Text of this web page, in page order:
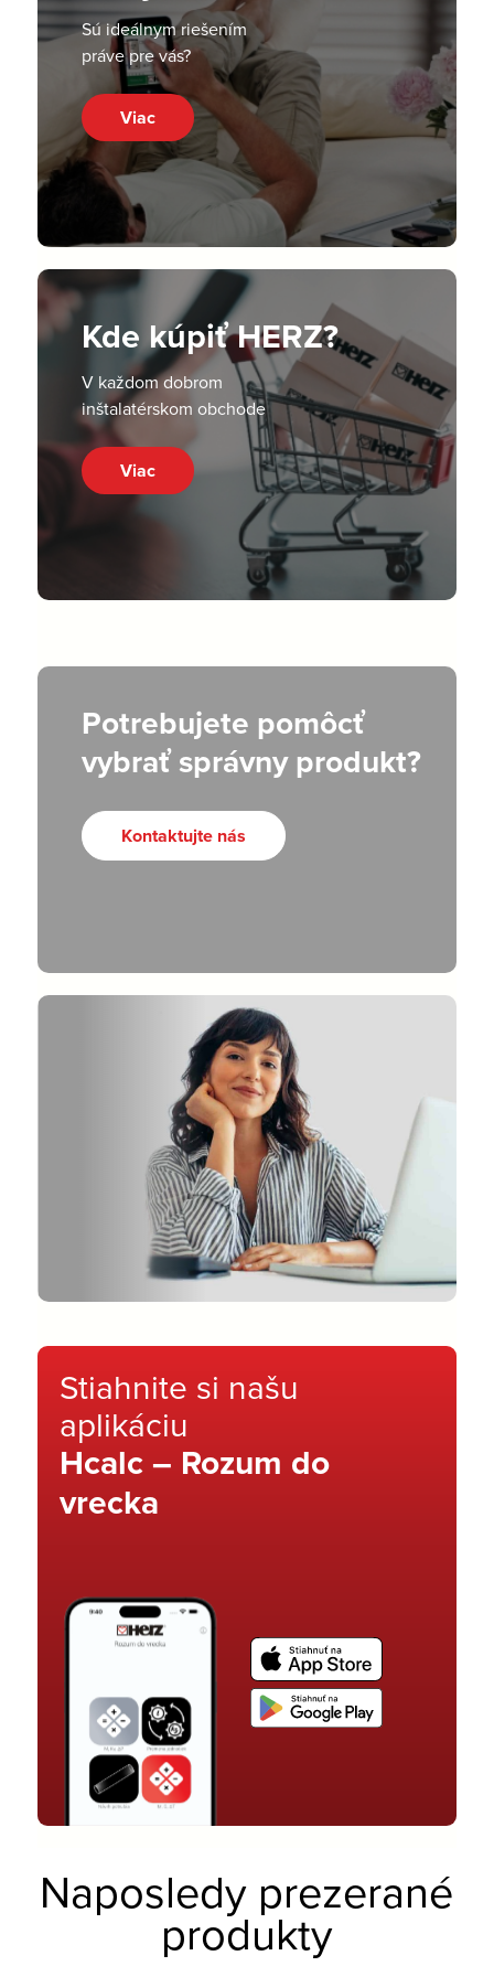
Sú ideálnym riešením
práve pre vás?
Viac
Kde kúpiť HERZ?
V každom dobrom
inštalatérskom obchode
Viac
Potrebujete pomôcť
vybrať správny produkt?
Kontaktujte nás
Stiahnite si našu
aplikáciu
Hcalc – Rozum do
vrecka
Naposledy prezerané
produkty